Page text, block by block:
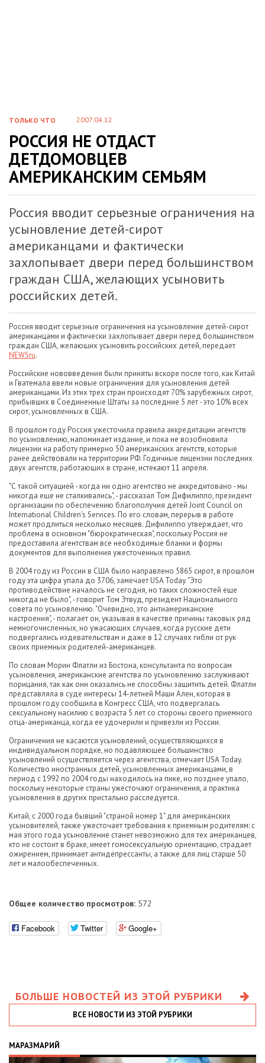
ТОЛЬКО ЧТО 2007.04.12
РОССИЯ НЕ ОТДАСТ
ДЕТДОМОВЦЕВ
АМЕРИКАНСКИМ СЕМЬЯМ
Россия вводит серьезные ограничения на
усыновление детей-сирот
американцами и фактически
захлопывает двери перед большинством
граждан США, желающих усыновить
российских детей.
Россия вводит серьезные ограничения на усыновление детей-сирот
американцами и фактически захлопывает двери перед большинством
граждан США, желающих усыновить российских детей, передает
NEWSru.
Российские нововведения были приняты вскоре после того, как Китай
и Гватемала ввели новые ограничения для усыновления детей
американцами. Из этих трех стран происходят 70% зарубежных сирот,
прибывших в Соединенные Штаты за последние 5 лет - это 10% всех
сирот, усыновленных в США.
В прошлом году Россия ужесточила правила аккредитации агентств
по усыновлению, напоминает издание, и пока не возобновила
лицензии на работу примерно 50 американских агентств, которые
ранее действовали на территории РФ. Годичные лицензии последних
двух агентств, работающих в стране, истекают 11 апреля.
"С такой ситуацией - когда ни одно агентство не аккредитовано - мы
никогда еще не сталкивались", - рассказал Том Дифилиппо, президент
организации по обеспечению благополучия детей Joint Council on
International Children's Services. По его словам, перерыв в работе
может продлиться несколько месяцев. Дифилиппо утверждает, что
проблема в основном "бюрократическая", поскольку Россия не
предоставила агентствам все необходимые бланки и формы
документов для выполнения ужесточенных правил.
В 2004 году из России в США было направлено 5865 сирот, в прошлом
году эта цифра упала до 3706, замечает USA Today. "Это
противодействие началось не сегодня, но таких сложностей еще
никогда не было", - говорит Том Этвуд, президент Национального
совета по усыновлению. "Очевидно, это антиамериканские
настроения", - полагает он, указывая в качестве причины таковых ряд
немногочисленных, но ужасающих случаев, когда русские дети
подвергались издевательствам и даже в 12 случаях гибли от рук
своих приемных родителей-американцев.
По словам Морин Флатли из Бостона, консультанта по вопросам
усыновления, американские агентства по усыновлению заслуживают
порицания, так как они оказались не способны защитить детей. Флатли
представляла в суде интересы 14-летней Маши Ален, которая в
прошлом году сообщила в Конгресс США, что подвергалась
сексуальному насилию с возраста 5 лет со стороны своего приемного
отца-американца, когда ее удочерили и привезли из России.
Ограничения не касаются усыновлений, осуществляющихся в
индивидуальном порядке, но подавляющее большинство
усыновлений осуществляется через агентства, отмечает USA Today.
Количество иностранных детей, усыновленных американцами, в
период с 1992 по 2004 годы находилось на пике, но позднее упало,
поскольку некоторые страны ужесточают ограничения, а практика
усыновления в других пристально расследуется.
Китай, с 2000 года бывший "страной номер 1" для американских
усыновителей, также ужесточает требования к приемным родителям: с
мая этого года усыновление станет невозможно для тех американцев,
кто не состоит в браке, имеет гомосексуальную ориентацию, страдает
ожирением, принимает антидепрессанты, а также для лиц старше 50
лет и малообеспеченных.
Общее количество просмотров: 572
Facebook Twitter Google+
БОЛЬШЕ НОВОСТЕЙ ИЗ ЭТОЙ РУБРИКИ
ВСЕ НОВОСТИ ИЗ ЭТОЙ РУБРИКИ
МАРАЗМАРИЙ